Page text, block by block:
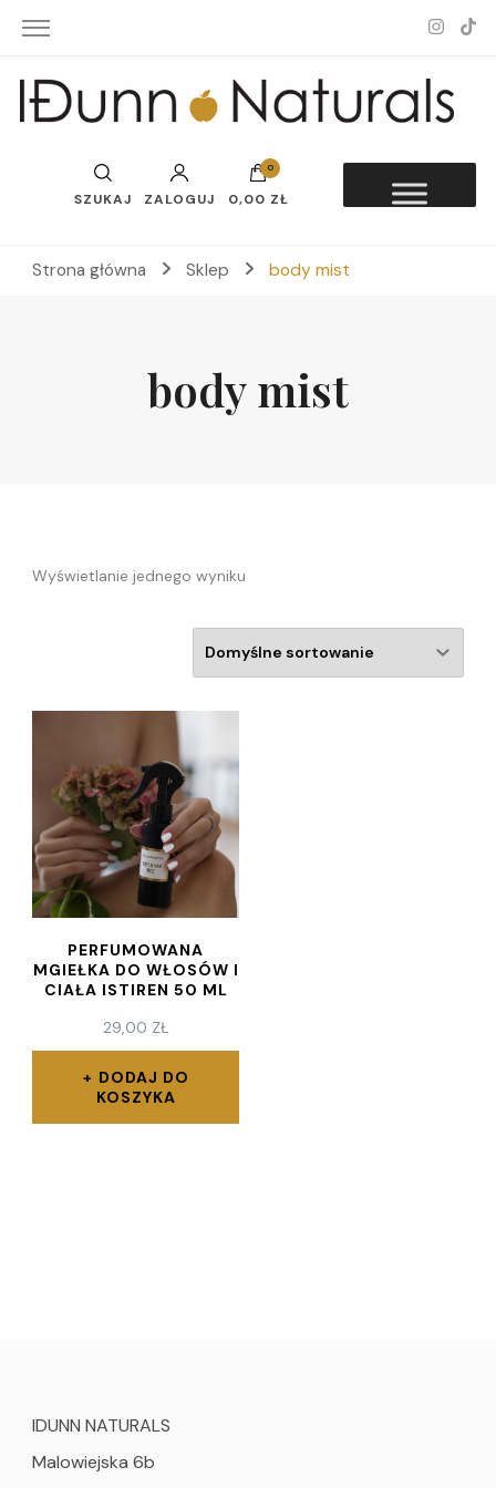
Idunn-Naturals
SZUKAJ ZALOGUJ
0
0,00 ZŁ
Strona główna Sklep body mist
body mist
Wyświetlanie jednego wyniku
PERFUMOWANA
MGIEŁKA DO WŁOSÓW I
CIAŁA ISTIREN 50 ML
29,00 ZŁ
DODAJ DO
KOSZYKA
IDUNN NATURALS
Malowiejska 6b